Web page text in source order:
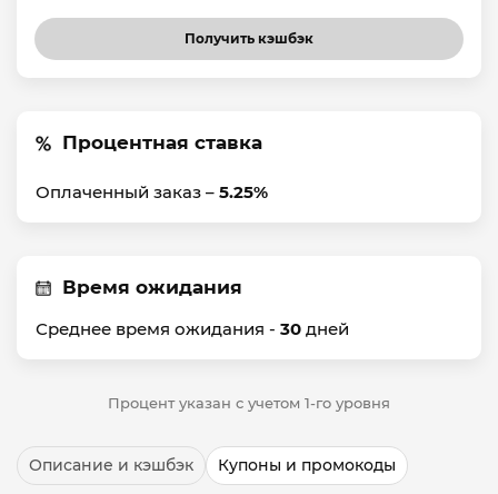
Получить кэшбэк
Процентная ставка
Оплаченный заказ – 5.25%
Время ожидания
Среднее время ожидания - 30 дней
Процент указан с учетом 1-го уровня
Описание и кэшбэк Купоны и промокоды